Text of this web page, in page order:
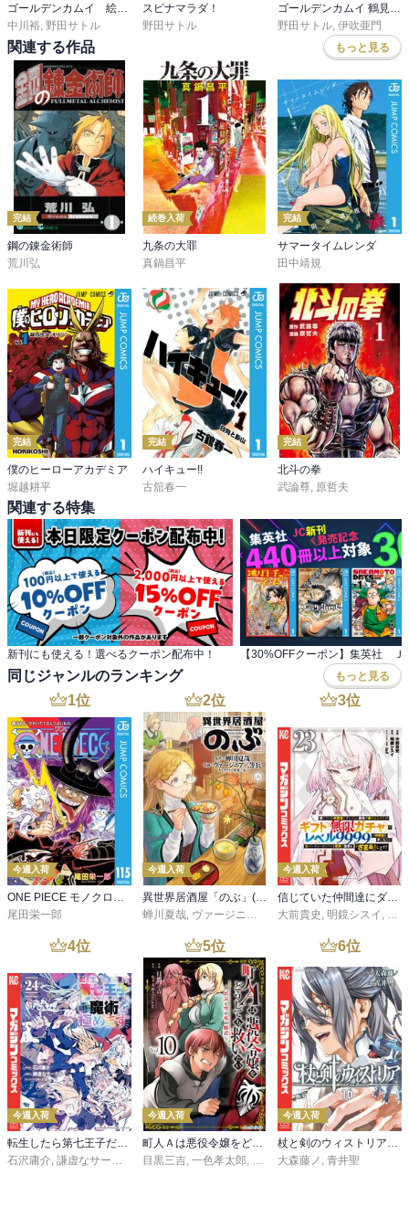
中川裕 野田サトル
スピナマラダ！
野田サトル
野田サトル 伊吹亜門
関連する作品 もっと見る
完結
鋼の錬金術師
荒川弘
続巻入荷
九条の大罪
真鍋昌平
完結
サマータイムレンダ
田中靖規
完結
僕のヒーローアカデミア
堀越耕平
完結
ハイキュー!!
古舘春一
完結
北斗の拳
武論尊 原哲夫
関連する特集
新刊にも使える！選べるクーポン配布中！
同じジャンルのランキング もっと見る
1位
今週入荷
ONE PIECE モノクロ版 115
尾田栄一郎
2位
今週入荷
異世界居酒屋「のぶ」(22)
蝉川夏哉, ヴァージニア二等兵 ,転
3位
今週入荷
信じていた仲間達にダンジョン奥地で殺されかけたがギフト『無限ガチャ』でレベル９９９９の仲間達を手に入れて元パーティーメンバーと世界に復讐＆『ざまぁ！』します！（２３）
大前貴史 , 明鏡シスイ , ｔ
4位
今週入荷
転生したら第七王子だったので、気ままに魔術を極めます（２４）
石沢庸介, 謙虚なサークル メル。
5位
今週入荷
町人Ａは悪役令嬢をどうしても救いたい ～どぶと空と氷の姫君～１０【電子書店共通特典イラスト付】
目黒三吉, 一色孝太郎, Parum
6位
今週入荷
杖と剣のウィストリア（１６）
大森藤ノ , 青井聖